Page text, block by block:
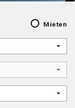
Mieten